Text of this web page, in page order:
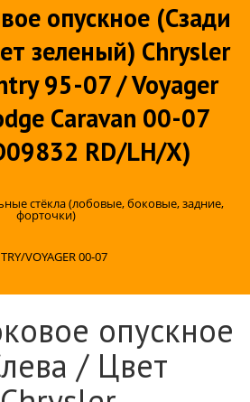
опускное (Сзади
зеленый) Chrysler
95-07 / Voyager
Caravan 00-07
RD/LH/X)
стёкла (лобовые, боковые, задние,
форточки)
VOYAGER 00-07
опускное
/ Цвет